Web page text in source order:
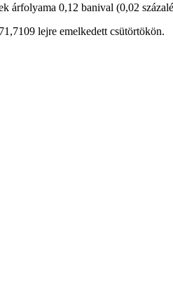
árfolyama 0,12 banival (0,02
lejre emelkedett csütörtökön.